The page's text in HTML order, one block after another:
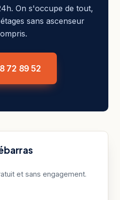
On s'occupe de tout,
sans ascenseur
72 89 52
et sans engagement.